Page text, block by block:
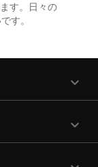
す。日々の
す。